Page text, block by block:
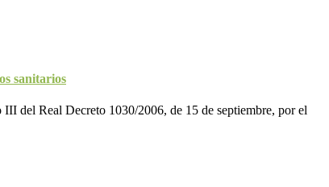
sanitarios
del Real Decreto 1030/2006, de 15 de septiembre, por el